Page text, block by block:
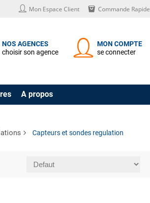
Mon Espace Client Commande Rapide
NOS AGENCES
choisir son agence
MON COMPTE
se connecter
A propos
Capteurs et sondes regulation